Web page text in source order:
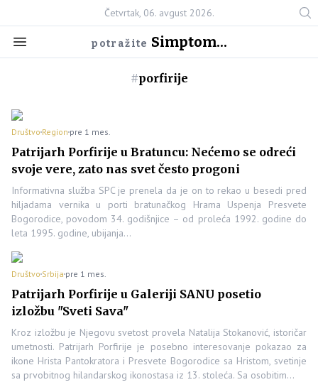
Četvrtak, 06. avgust 2026.
potražite Simptom...
#porfirije
Društvo Region pre 1 mes.
Patrijarh Porfirije u Bratuncu: Nećemo se odreći
svoje vere, zato nas svet često progoni
Informativna služba SPC je prenela da je on to rekao u besedi pred
hiljadama vernika u porti bratunačkog Hrama Uspenja Presvete
Bogorodice, povodom 34. godišnjice – od proleća 1992. godine do
leta 1995. godine, ubijanja…
Društvo Srbija pre 1 mes.
Patrijarh Porfirije u Galeriji SANU posetio
izložbu "Sveti Sava"
Kroz izložbu je Njegovu svetost provela Natalija Stokanović, istoričar
umetnosti. Patrijarh Porfirije je posebno interesovanje pokazao za
ikone Hrista Pantokratora i Presvete Bogorodice sa Hristom, svetinje
sa prvobitnog hilandarskog ikonostasa iz 13. stoleća. Sa osobitim…